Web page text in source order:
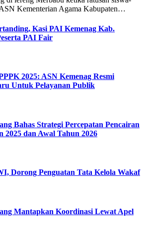
Kementerian Agama Kabupaten…
Kasi PAI Kemenag Kab.
PAI Fair
2025: ASN Kemenag Resmi
Untuk Pelayanan Publik
Bahas Strategi Percepatan Pencairan
dan Awal Tahun 2026
Dorong Penguatan Tata Kelola Wakaf
Mantapkan Koordinasi Lewat Apel